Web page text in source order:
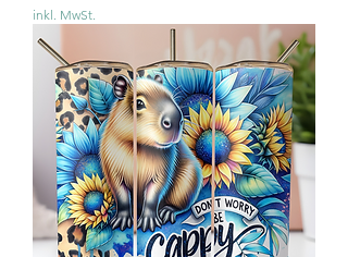
inkl. MwSt.